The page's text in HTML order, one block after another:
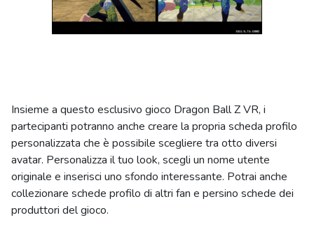
Insieme a questo esclusivo gioco Dragon Ball Z VR, i
partecipanti potranno anche creare la propria scheda profilo
personalizzata che è possibile scegliere tra otto diversi
avatar. Personalizza il tuo look, scegli un nome utente
originale e inserisci uno sfondo interessante. Potrai anche
collezionare schede profilo di altri fan e persino schede dei
produttori del gioco.